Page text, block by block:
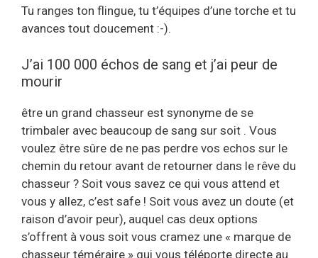
Tu ranges ton flingue, tu t’équipes d’une torche et tu
avances tout doucement :-).
J’ai 100 000 échos de sang et j’ai peur de
mourir
être un grand chasseur est synonyme de se
trimbaler avec beaucoup de sang sur soit . Vous
voulez être sûre de ne pas perdre vos echos sur le
chemin du retour avant de retourner dans le rêve du
chasseur ? Soit vous savez ce qui vous attend et
vous y allez, c’est safe ! Soit vous avez un doute (et
raison d’avoir peur), auquel cas deux options
s’offrent à vous soit vous cramez une « marque de
chasseur téméraire » qui vous téléporte directe au